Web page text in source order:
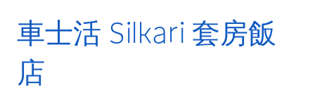
車士活 Silkari 套房飯
店